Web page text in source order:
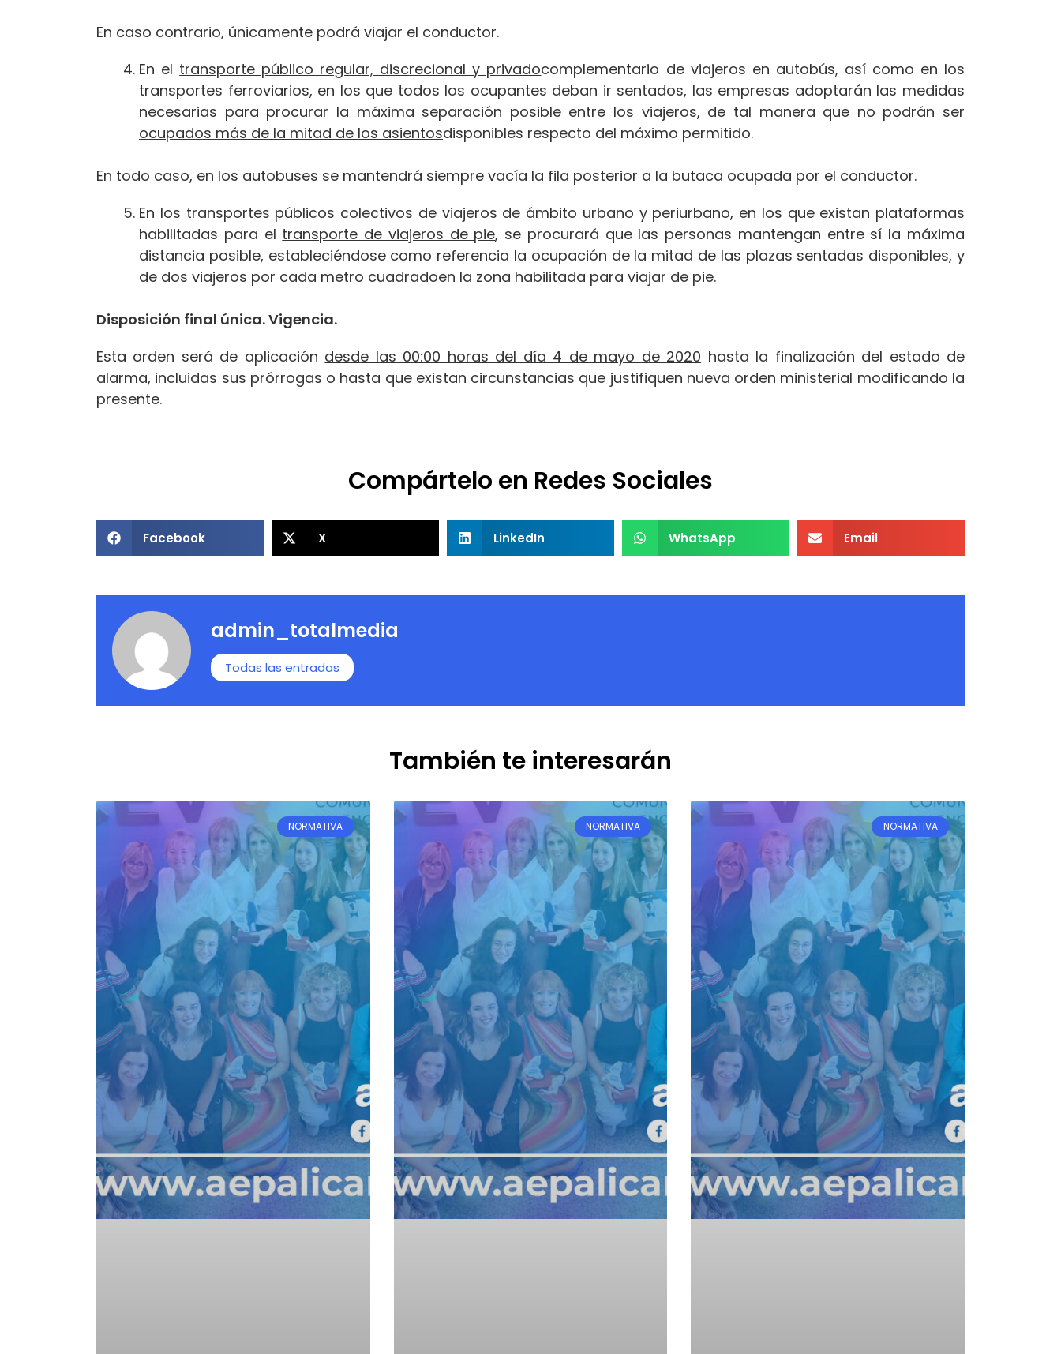
En caso contrario, únicamente podrá viajar el conductor.
En el transporte público regular, discrecional y privadocomplementario de viajeros en autobús, así como en los
transportes ferroviarios, en los que todos los ocupantes deban ir sentados, las empresas adoptarán las medidas
necesarias para procurar la máxima separación posible entre los viajeros, de tal manera que no podrán ser
ocupados más de la mitad de los asientosdisponibles respecto del máximo permitido.
En todo caso, en los autobuses se mantendrá siempre vacía la fila posterior a la butaca ocupada por el conductor.
En los transportes públicos colectivos de viajeros de ámbito urbano y periurbano, en los que existan plataformas
habilitadas para el transporte de viajeros de pie, se procurará que las personas mantengan entre sí la máxima
distancia posible, estableciéndose como referencia la ocupación de la mitad de las plazas sentadas disponibles, y
de dos viajeros por cada metro cuadradoen la zona habilitada para viajar de pie.
Disposición final única. Vigencia.
Esta orden será de aplicación desde las 00:00 horas del día 4 de mayo de 2020 hasta la finalización del estado de
alarma, incluidas sus prórrogas o hasta que existan circunstancias que justifiquen nueva orden ministerial modificando la
presente.
Compártelo en Redes Sociales
Facebook X LinkedIn WhatsApp Email
admin_totalmedia
Todas las entradas
También te interesarán
NORMATIVA NORMATIVA NORMATIVA